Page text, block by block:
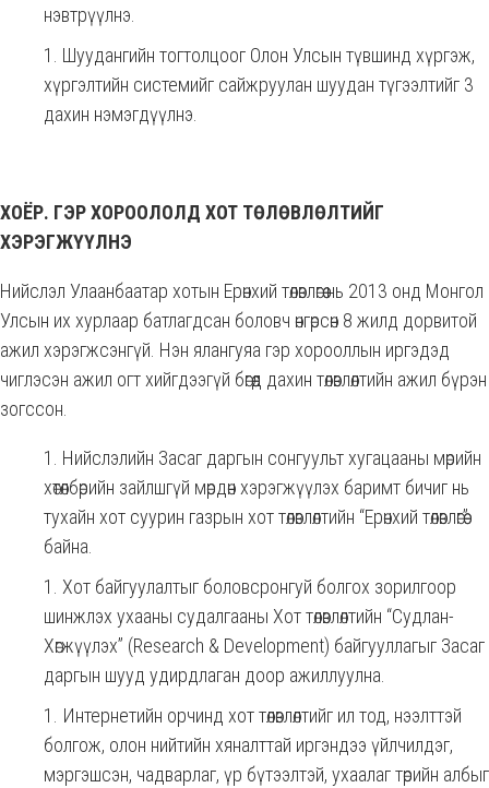
нэвтрүүлнэ.
Шуудангийн тогтолцоог Олон Улсын түвшинд хүргэж,
хүргэлтийн системийг сайжруулан шуудан түгээлтийг 3
дахин нэмэгдүүлнэ.
ХОЁР. ГЭР ХОРООЛОЛД ХОТ ТӨЛӨВЛӨЛТИЙГ
ХЭРЭГЖҮҮЛНЭ
Нийслэл Улаанбаатар хотын Ерөнхий төлөвлөгөө нь 2013 онд Монгол
Улсын их хурлаар батлагдсан боловч өнгөрсөн 8 жилд дорвитой
ажил хэрэгжсэнгүй. Нэн ялангуяа гэр хорооллын иргэдэд
чиглэсэн ажил огт хийгдээгүй бөгөөд дахин төлөвлөлтийн ажил бүрэн
зогссон.
Нийслэлийн Засаг даргын сонгуульт хугацааны мөрийн
хөтөлбөрийн зайлшгүй мөрдөн хэрэгжүүлэх баримт бичиг нь
тухайн хот суурин газрын хот төлөвлөлтийн “Ерөнхий төлөвлөгөө”
байна.
Хот байгуулалтыг боловсронгуй болгох зорилгоор
шинжлэх ухааны судалгааны Хот төлөвлөлтийн “Судлан-
Хөгжүүлэх” (Research & Development) байгууллагыг Засаг
даргын шууд удирдлаган доор ажиллуулна.
Интернетийн орчинд хот төлөвлөлтийг ил тод, нээлттэй
болгож, олон нийтийн хяналттай иргэндээ үйлчилдэг,
мэргэшсэн, чадварлаг, үр бүтээлтэй, ухаалаг төрийн албыг